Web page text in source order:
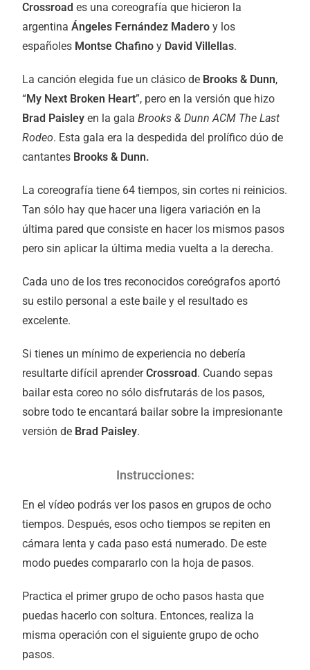
Crossroad es una coreografía que hicieron la
argentinaÁngeles Fernández Madero y los
españoles Montse Chafino y David Villellas.
La canción elegida fue un clásico de Brooks & Dunn,
“My Next Broken Heart”, pero en la versión que hizo
Brad Paisley en la galaBrooks & Dunn ACM The Last
Rodeo. Esta gala era la despedida del prolífico dúo de
cantantes Brooks & Dunn.
La coreografía tiene 64 tiempos, sin cortes ni reinicios.
Tan sólo hay que hacer una ligera variación en la
última pared que consiste en hacer los mismos pasos
pero sin aplicar la última media vuelta a la derecha.
Cada uno de los tres reconocidos coreógrafos aportó
su estilo personal a este baile y el resultado es
excelente.
Si tienes un mínimo de experiencia no debería
resultarte difícil aprenderCrossroad. Cuando sepas
bailar esta coreo no sólo disfrutarás de los pasos,
sobre todo te encantará bailar sobre la impresionante
versión de Brad Paisley.
Instrucciones:
En el vídeo podrás ver los pasos en grupos de ocho
tiempos. Después, esos ocho tiempos se repiten en
cámara lenta y cada paso está numerado. De este
modo puedes compararlo con la hoja de pasos.
Practica el primer grupo de ocho pasos hasta que
puedas hacerlo con soltura. Entonces, realiza la
misma operación con el siguiente grupo de ocho
pasos.